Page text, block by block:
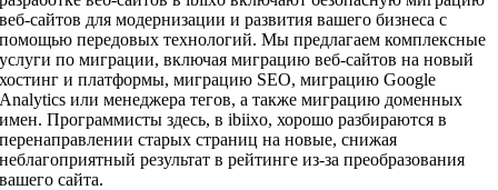
веб-сайтов для модернизации и развития вашего бизнеса с
помощью передовых технологий. Мы предлагаем комплексные
услуги по миграции, включая миграцию веб-сайтов на новый
хостинг и платформы, миграцию SEO, миграцию Google
Analytics или менеджера тегов, а также миграцию доменных
имен. Программисты здесь, в ibiixo, хорошо разбираются в
перенаправлении старых страниц на новые, снижая
неблагоприятный результат в рейтинге из-за преобразования
вашего сайта.